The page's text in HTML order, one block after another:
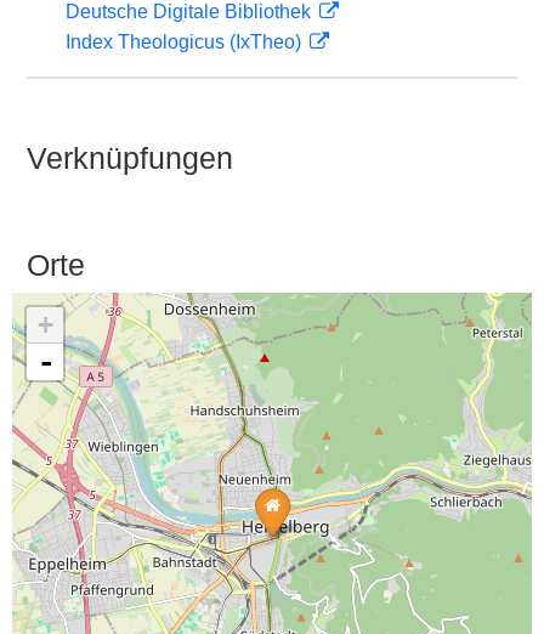
Deutsche Digitale Bibliothek
Index Theologicus (IxTheo)
Verknüpfungen
Orte
+
-